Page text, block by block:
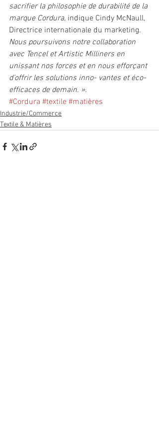
sacrifier la philosophie de durabilité de la
marque Cordura, indique Cindy McNaull,
Directrice internationale du marketing.
Nous poursuivons notre collaboration
avec Tencel et Artistic Milliners en
unissant nos forces et en nous efforçant
d’offrir les solutions inno- vantes et éco-
efficaces de demain. ».
#Cordura #textile #matières
Industrie/Commerce
Textile & Matières